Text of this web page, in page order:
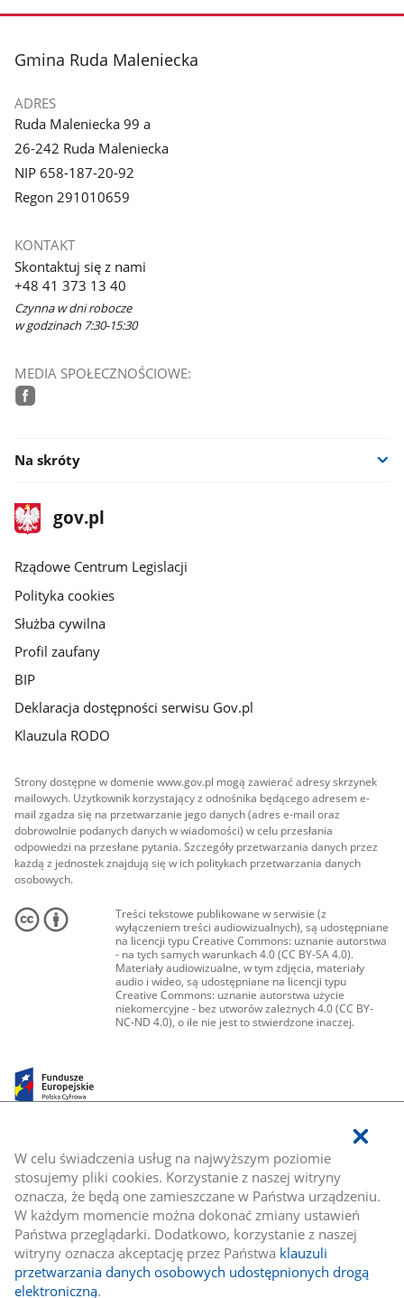
W celu świadczenia usług na najwyższym poziomie
stosujemy pliki cookies. Korzystanie z naszej witryny
oznacza, że będą one zamieszczane w Państwa urządzeniu.
W każdym momencie można dokonać zmiany ustawień
Państwa przeglądarki. Dodatkowo, korzystanie z naszej
witryny oznacza akceptację przez Państwa klauzuli
przetwarzania danych osobowych udostępnionych drogą
elektroniczną.
stopka
Gmina Ruda Maleniecka
ADRES
Ruda Maleniecka 99 a
26-242 Ruda Maleniecka
NIP 658-187-20-92
Regon 291010659
KONTAKT
Skontaktuj się z nami
+48 41 373 13 40
Czynna w dni robocze
w godzinach 7:30-15:30
MEDIA SPOŁECZNOŚCIOWE:
Na skróty
stopka
gov.plStrona
gov.pl
Rządowe Centrum Legislacji
Polityka cookies
Służba cywilna
Profil zaufany
BIP
Deklaracja dostępności serwisu Gov.pl
Klauzula RODO
Strony dostępne w domenie www.gov.pl mogą zawierać adresy skrzynek
mailowych. Użytkownik korzystający z odnośnika będącego adresem e-
mail zgadza się na przetwarzanie jego danych (adres e-mail oraz
dobrowolnie podanych danych w wiadomości) w celu przesłania
odpowiedzi na przesłane pytania. Szczegóły przetwarzania danych przez
każdą z jednostek znajdują się w ich politykach przetwarzania danych
osobowych.
Treści tekstowe publikowane w serwisie (z
wyłączeniem treści audiowizualnych), są udostępniane
na licencji typu Creative Commons: uznanie autorstwa
- na tych samych warunkach 4.0 (CC BY-SA 4.0).
Materiały audiowizualne, w tym zdjęcia, materiały
audio i wideo, są udostępniane na licencji typu
Creative Commons: uznanie autorstwa użycie
niekomercyjne - bez utworów zależnych 4.0 (CC BY-
NC-ND 4.0), o ile nie jest to stwierdzone inaczej.